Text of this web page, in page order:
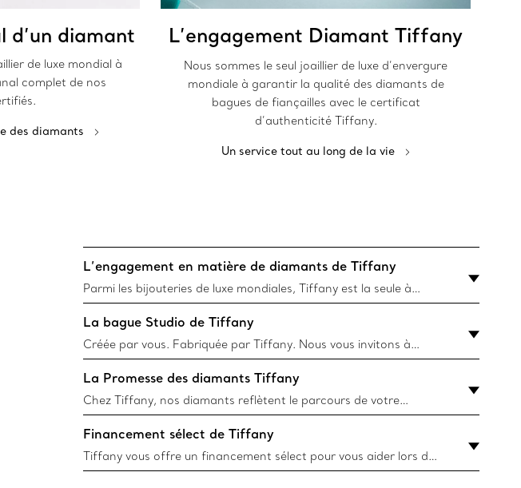
d’un diamant
de luxe mondial à
complet de nos
des diamants
L’engagement Diamant Tiffany
Nous sommes le seul joaillier de luxe d’envergure
mondiale à garantir la qualité des diamants de
bagues de fiançailles avec le certificat
d’authenticité Tiffany.
Un service tout au long de la vie
L’engagement en matière de diamants de Tiffany
Parmi les bijouteries de luxe mondiales, Tiffany est la seule à
garantir la qualité de ses diamants de fiançailles grâce au
certificat de diamant Tiffany. En savoir plus
La bague Studio de Tiffany
Créée par vous. Fabriquée par Tiffany. Nous vous invitons à
créer une bague de fiançailles aussi extraordinaire
que votre relation. En savoir plus
La Promesse des diamants Tiffany
Chez Tiffany, nos diamants reflètent le parcours de votre
vie. Que vous marquiez un nouveau chapitre de votre histoire ou
célébriez une étape importante, vous pouvez rehausser vos
créations de diamants Tiffany & Co. en profitant de la Promesse
des di
Financement sélect de Tiffany
Tiffany vous offre un financement sélect pour vous aider lors de
l’achat d’une bague de fiançailles. Faire une demande dès